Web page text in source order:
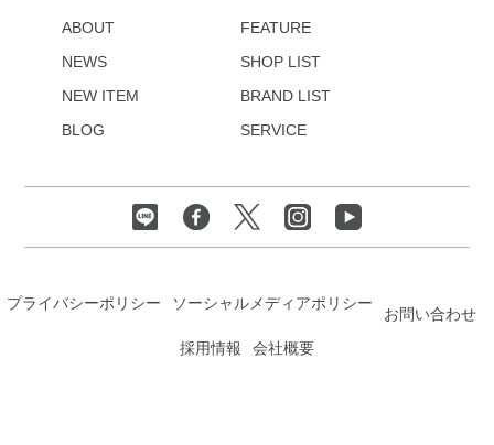
ABOUT
NEWS
NEW ITEM
BLOG
FEATURE
SHOP LIST
BRAND LIST
SERVICE
プライバシーポリシー ソーシャルメディアポリシー
お問い合わせ
採用情報
会社概要